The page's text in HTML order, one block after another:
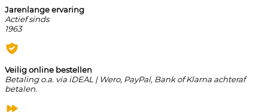
Jarenlange ervaring
Actief sinds
1963
Veilig online bestellen
Betaling o.a. via iDEAL | Wero, PayPal, Bank of Klarna achteraf
betalen.